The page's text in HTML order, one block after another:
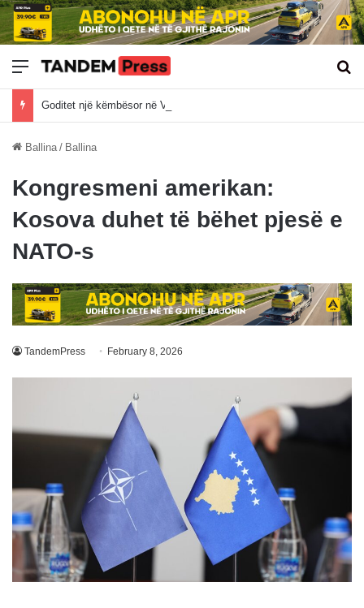
Meny
Goditet një këmbësor në Vushtrri
Ballina / Ballina
Kongresmeni amerikan:
Kosova duhet të bëhet pjesë e
NATO-s
TandemPress February 8, 2026